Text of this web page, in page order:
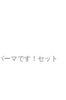
ーマです！セット